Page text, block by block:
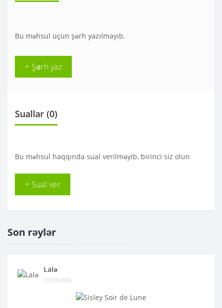
Bu məhsul üçün şərh yazılmayıb.
+ Şərh yaz
Suallar (0)
Bu məhsul haqqında sual verilməyib, birinci siz olun
+ Sual ver
Son rəylər
Lalə
27/07/2026